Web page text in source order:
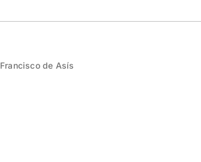
de Asís